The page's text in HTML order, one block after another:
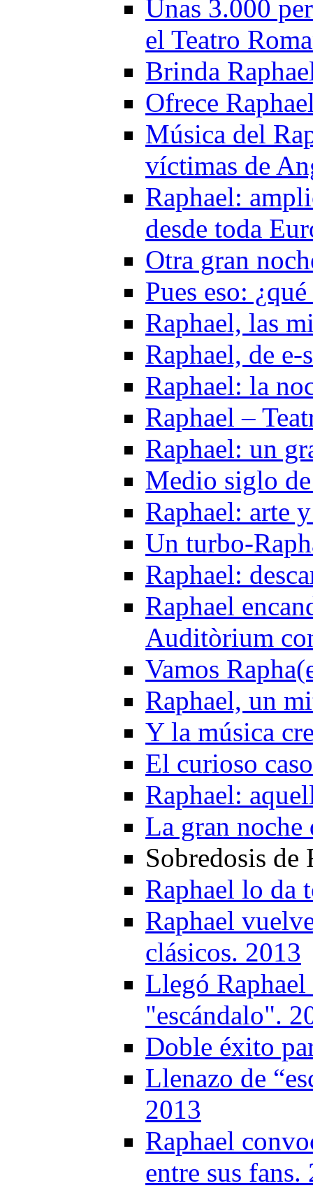
Unas 3.000
el Teatro
Brinda
Ofrece
Música del
víctimas de
Raphael:
desde toda
Otra gran
Pues eso:
Raphael, las
Raphael, de
Raphael: la
Raphael –
Raphael: un
Medio siglo
Raphael: arte
Un turbo-
Raphael:
Raphael
Auditòrium
Vamos
Raphael, un
Y la música
El curioso
Raphael:
La gran noche
Sobredosis de
Raphael lo da
Raphael
clásicos. 2013
Llegó
"escándalo".
Doble éxito
Llenazo de
2013
Raphael
entre sus fans.